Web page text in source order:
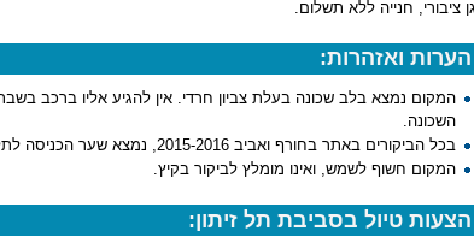
גן ציבורי, חנייה ללא תשלום.
הערות ואזהרות:
המקום נמצא בלב שכונה בעלת צביון חרדי. אין להגיע אליו ברכב
השכונה.
בכל הביקורים באתר בחורף ואביב 2015-2016, נמצא שער הכניסה לתל פתוח. עם זאת הוא עשוי להינעל ללא הודעה מוקדמת.
המקום חשוף לשמש, ואינו מומלץ לביקור בקיץ.
הצעות טיול בסביבת תל זיתון: